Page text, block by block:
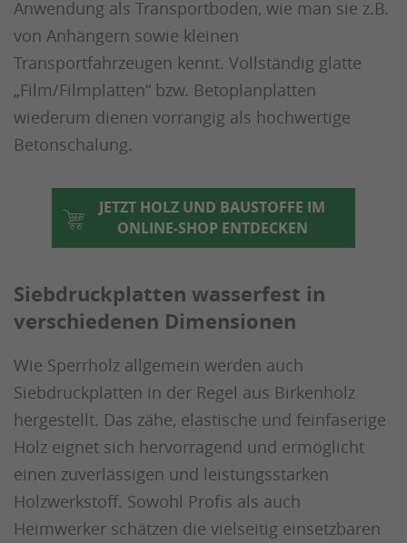
Anwendung als Transportboden, wie man sie z.B.
von Anhängern sowie kleinen
Transportfahrzeugen kennt. Vollständig glatte
„Film/Filmplatten“ bzw. Betoplanplatten
wiederum dienen vorrangig als hochwertige
Betonschalung.
JETZT HOLZ UND BAUSTOFFE IM
ONLINE-SHOP ENTDECKEN
Siebdruckplatten wasserfest in
verschiedenen Dimensionen
Wie Sperrholz allgemein werden auch
Siebdruckplatten in der Regel aus Birkenholz
hergestellt. Das zähe, elastische und feinfaserige
Holz eignet sich hervorragend und ermöglicht
einen zuverlässigen und leistungsstarken
Holzwerkstoff. Sowohl Profis als auch
Heimwerker schätzen die vielseitig einsetzbaren